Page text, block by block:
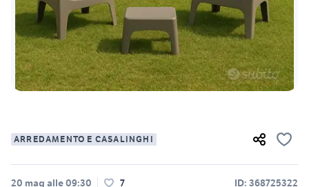
ARREDAMENTO E CASALINGHI
20 mag alle 09:30 7 ID: 368725322